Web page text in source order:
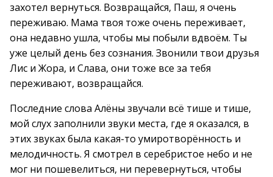
захотел вернуться. Возвращайся, Паш, я очень
переживаю. Мама твоя тоже очень переживает,
она недавно ушла, чтобы мы побыли вдвоём. Ты
уже целый день без сознания. Звонили твои друзья
Лис и Жора, и Слава, они тоже все за тебя
переживают, возвращайся.
Последние слова Алёны звучали всё тише и тише,
мой слух заполнили звуки места, где я оказался, в
этих звуках была какая-то умиротворённость и
мелодичность. Я смотрел в серебристое небо и не
мог ни пошевелиться, ни перевернуться, чтобы